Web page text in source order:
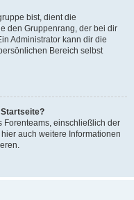
bist, dient die
den Gruppenrang, der bei dir
Administrator kann dir die
Bereich selbst
Startseite?
Forenteams, einschließlich der
auch weitere Informationen